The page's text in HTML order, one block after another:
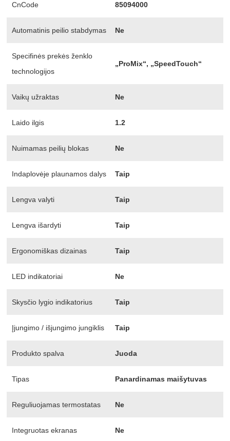
CnCode 85094000
Automatinis peilio stabdymas Ne
Specifinės prekės ženklo
technologijos
„ProMix“, „SpeedTouch“
Vaikų užraktas Ne
Laido ilgis 1.2
Nuimamas peilių blokas Ne
Indaplovėje plaunamos dalys Taip
Lengva valyti Taip
Lengva išardyti Taip
Ergonomiškas dizainas Taip
LED indikatoriai Ne
Skysčio lygio indikatorius Taip
Įjungimo / išjungimo jungiklis Taip
Produkto spalva Juoda
Tipas Panardinamas maišytuvas
Reguliuojamas termostatas Ne
Integruotas ekranas Ne